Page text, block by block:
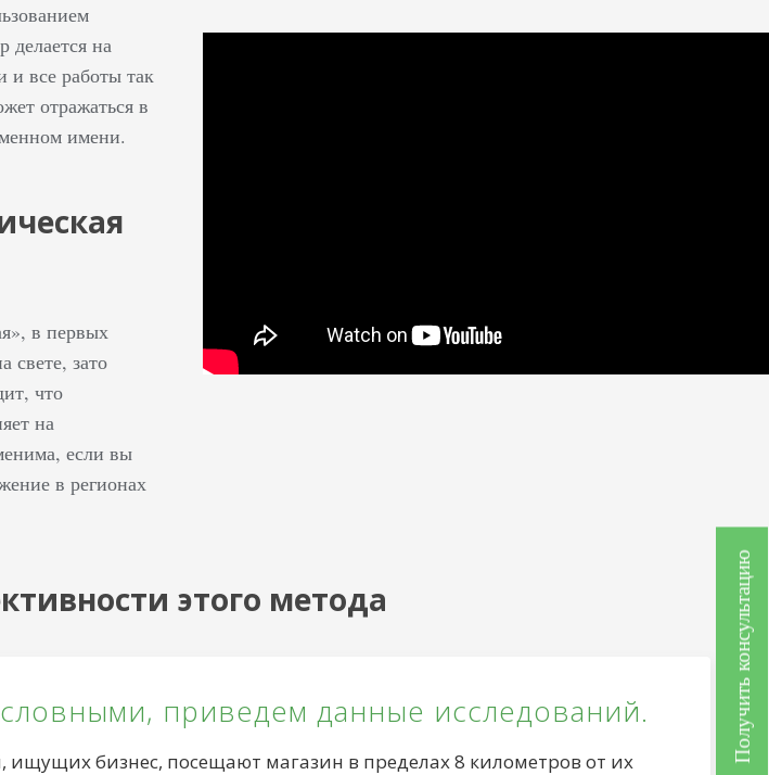
делается на
и все работы так
отражаться в
имени.
в первых
свете, зато
что
на
если вы
в регионах
этого метода
приведем данные исследований.
ищущих бизнес, посещают магазин в пределах 8 километров от их
Получить консультацию